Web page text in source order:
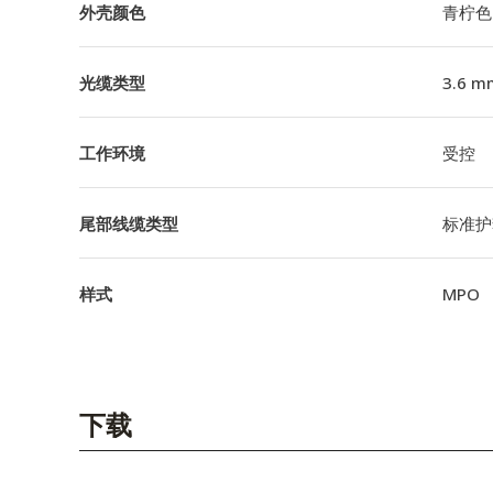
外壳颜色 青柠色
光缆类型 3.6
工作环境 受控
尾部线缆类型 标准
样式 MPO
下载